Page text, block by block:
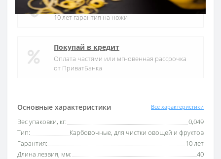
Основные характеристики Все характеристики
Вес упаковки, кг:
0,049
Тип:
Карбовочные, для чистки овощей и фруктов
Гарантия:
10 лет
Длина лезвия, мм:
40
Гарантия качества
10 лет гарантия на ножи
Покупай в кредит
Оплата частями или мгновенная рассрочка
от ПриватБанка